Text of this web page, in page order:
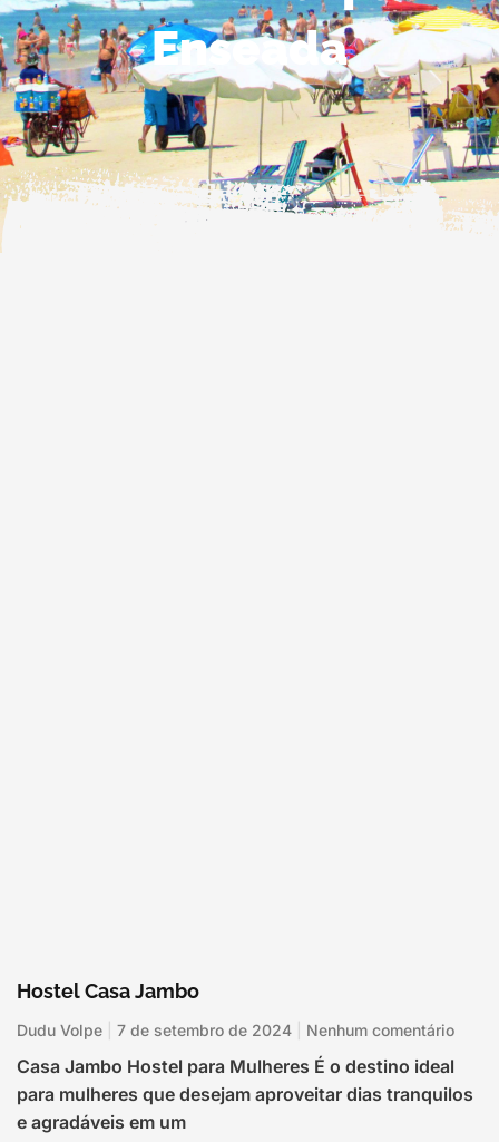
Enseada
Hostel Casa Jambo
Dudu Volpe 7 de setembro de 2024 Nenhum comentário
Casa Jambo Hostel para Mulheres É o destino ideal
para mulheres que desejam aproveitar dias tranquilos
e agradáveis em um